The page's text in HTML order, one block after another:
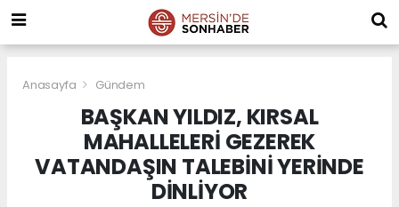
Anasayfa Gündem
BAŞKAN YILDIZ, KIRSAL
MAHALLELERİ GEZEREK
VATANDAŞIN TALEBİNİ YERİNDE
DİNLİYOR